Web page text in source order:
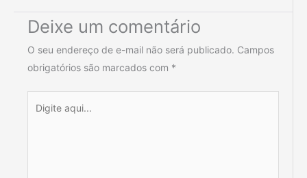
Deixe um comentário
O seu endereço de e-mail não será publicado. Campos
obrigatórios são marcados com *
aqui...